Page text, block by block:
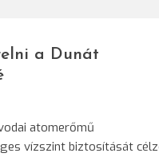
a Dunát
atomerőmű
vízszint biztosítását